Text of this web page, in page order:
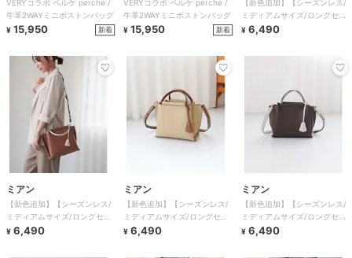
VERYコラボ ペルケ perche /
牛革2WAYミニボストンバッグ
¥ 15,950 新着
VERYコラボ ペルケ perche /
牛革2WAYミニボストンバッグ
¥ 15,950 新着
【新色追加】【シーズンレス/
ミディアムサイズ/ロングセラ
ー】LILY / 2wayハンドバッグ
¥ 6,490
ミアン
【新色追加】【シーズンレス/
ミディアムサイズ/ロングセラ
ー】LILY / 2wayハンドバッグ
¥ 6,490
ミアン
【新色追加】【シーズンレス/
ミディアムサイズ/ロングセラ
ー】LILY / 2wayハンドバッグ
¥ 6,490
ミアン
【新色追加】【シーズンレス/
ミディアムサイズ/ロングセラ
ー】LILY / 2wayハンドバッグ
¥ 6,490